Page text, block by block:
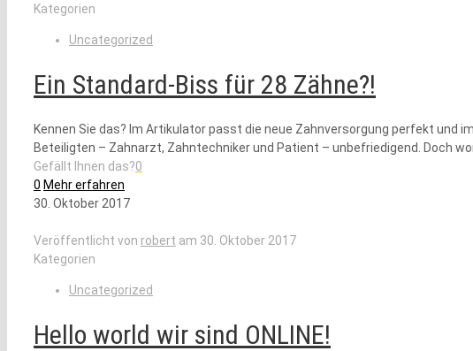
Kategorien
Uncategorized
Ein Standard-Biss für 28 Zähne?!
Kennen Sie das? Im Artikulator passt die neue Zahnversorgung perfekt
Beteiligten – Zahnarzt, Zahntechniker und Patient – unbefriedigend. Doch
Gefällt Ihnen das?0
0 Mehr erfahren
30. Oktober 2017
Veröffentlicht von robert am 30. Oktober 2017
Kategorien
Uncategorized
Hello world wir sind ONLINE!